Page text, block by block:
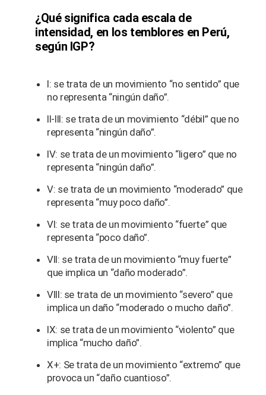
¿Qué significa cada escala de
intensidad, en los temblores en Perú,
según IGP?
I: se trata de un movimiento “no sentido” que
no representa “ningún daño”.
II-III: se trata de un movimiento “débil” que no
representa “ningún daño”.
IV: se trata de un movimiento “ligero” que no
representa “ningún daño”.
V: se trata de un movimiento “moderado” que
representa “muy poco daño”.
VI: se trata de un movimiento “fuerte” que
representa “poco daño”.
VII: se trata de un movimiento “muy fuerte”
que implica un “daño moderado”.
VIII: se trata de un movimiento “severo” que
implica un daño “moderado o mucho daño”.
IX: se trata de un movimiento “violento” que
implica “mucho daño”.
X+: Se trata de un movimiento “extremo” que
provoca un “daño cuantioso”.